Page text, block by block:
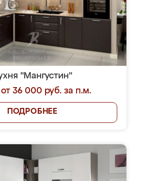
"Мангустин"
36 000 руб. за п.м.
ПОДРОБНЕЕ